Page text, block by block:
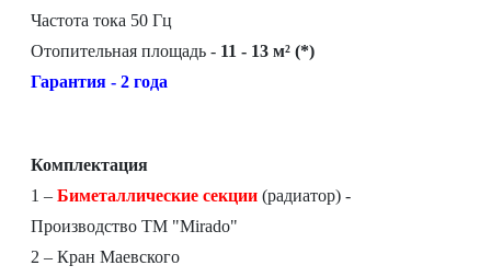
Частота тока 50 Гц
Отопительная площадь - 11 - 13 м² (*)
Гарантия - 2 года
Комплектация
1 – Биметаллические секции (радиатор) -
Производство ТМ "Mirado"
2 – Кран Маевского